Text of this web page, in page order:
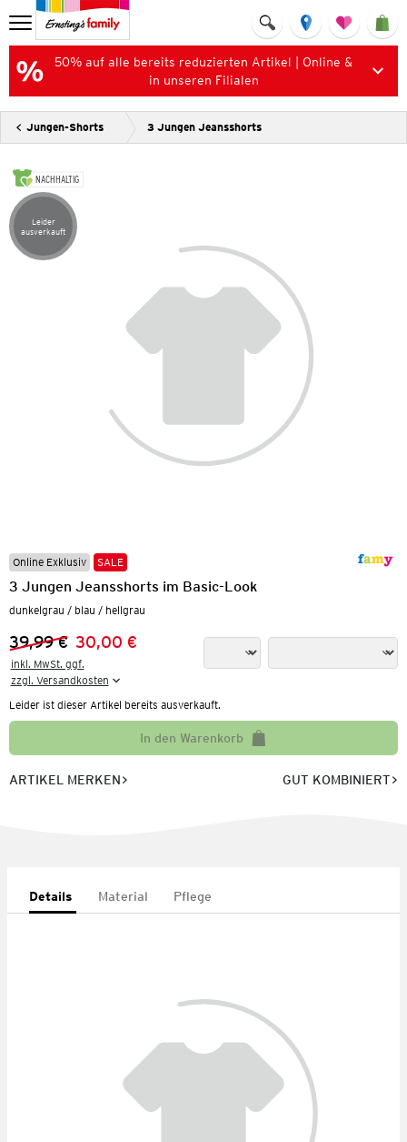
50% auf alle bereits reduzierten Artikel | Online &
in unseren Filialen
Jungen-Shorts 3 Jungen Jeansshorts
NACHHALTIG
Artikel leider ausverkauft
Leider
ausverkauft
Online Exklusiv SALE
3 Jungen Jeansshorts im Basic-Look
dunkelgrau / blau / hellgrau
Vorheriger Preis:
39,99 €
Neuer Preis:30,00 €
inkl. MwSt. ggf.
zzgl. Versandkosten
Leider ist dieser Artikel bereits ausverkauft.
In den Warenkorb
ARTIKEL MERKEN GUT KOMBINIERT
Details Material Pflege